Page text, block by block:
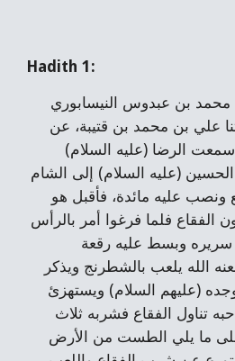
Hadith 1:
محمد بن عبدوس النيسابوري
علي بن محمد بن قتيبة، عن
الرضا (عليه السلام)
(عليه السلام) إلى الشام
ونصب عليه مائدة، فأقبل هو
الفقاع فلما فرغوا أمر بالرأس
وبسط عليه رقعة
الله يلعب بالشطرنج ويذكر
(عليهم السلام) ويستهزئ
تناول الفقاع فشربه ثلاث
ما يلي الطست من الأرض